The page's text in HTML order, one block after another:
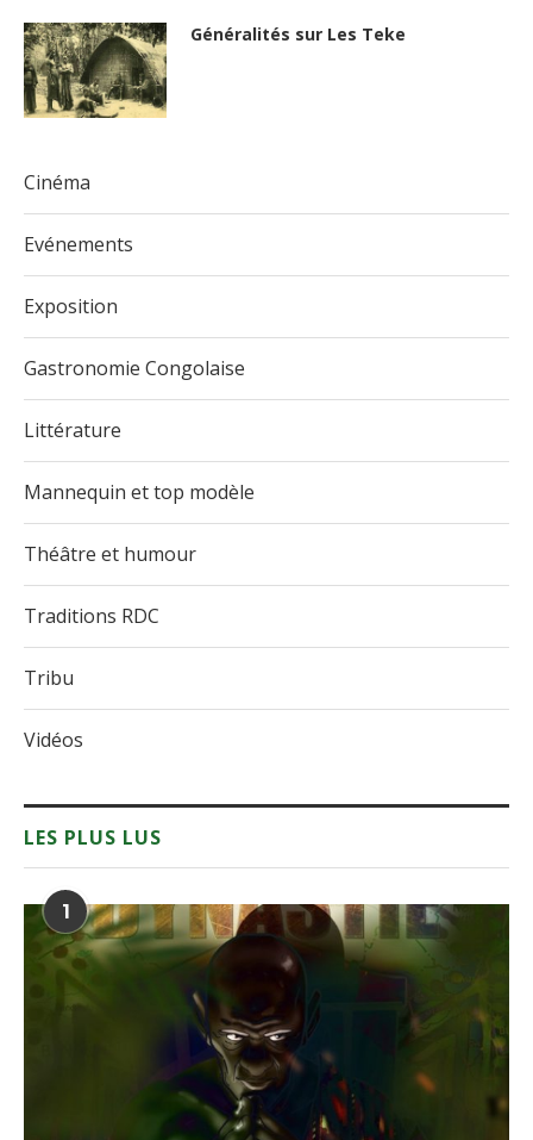
Généralités sur Les Teke
Cinéma
Evénements
Exposition
Gastronomie Congolaise
Littérature
Mannequin et top modèle
Théâtre et humour
Traditions RDC
Tribu
Vidéos
LES PLUS LUS
1